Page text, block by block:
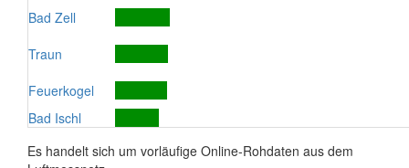
Bad Zell
Traun
Feuerkogel
Bad Ischl
Es handelt sich um vorläufige Online-Rohdaten aus dem